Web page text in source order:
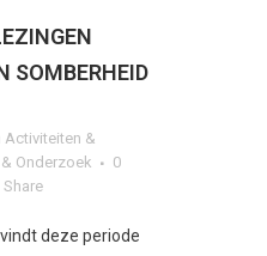
SOMBERHEID
Activiteiten &
Onderzoek
0
Share
deze periode